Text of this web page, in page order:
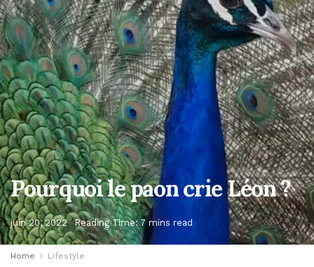
Pourquoi le paon crie Léon ?
juin 20, 2022 Reading Time: 7 mins read
Home Lifestyle